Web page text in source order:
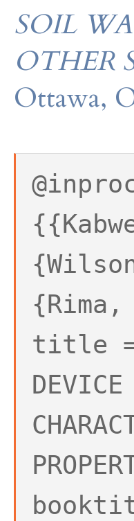
SOIL
OTHER
Ottawa,
{Rima,
title =